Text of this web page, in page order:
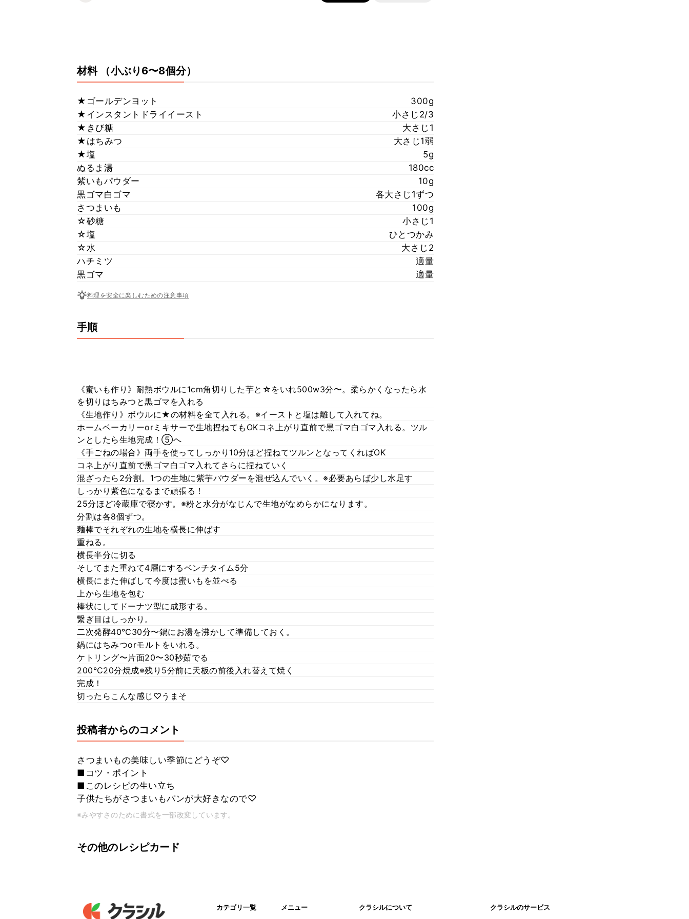
材料 （小ぶり6〜8個分）
★ゴールデンヨット
300g
★インスタントドライイースト
小さじ2/3
★きび糖
大さじ1
★はちみつ
大さじ1弱
★塩
5g
ぬるま湯
180cc
紫いもパウダー
10g
黒ゴマ白ゴマ
各大さじ1ずつ
さつまいも
100g
☆砂糖
小さじ1
☆塩
ひとつかみ
☆水
大さじ2
ハチミツ
適量
黒ゴマ
適量
料理を安全に楽しむための注意事項
手順
《蜜いも作り》耐熱ボウルに1cm角切りした芋と☆をいれ500w3分〜。柔らかくなったら水
を切りはちみつと黒ゴマを入れる
《生地作り》ボウルに★の材料を全て入れる。※イーストと塩は離して入れてね。
ホームベーカリーorミキサーで生地捏ねてもOKコネ上がり直前で黒ゴマ白ゴマ入れる。ツル
ンとしたら生地完成！⑤へ
《手ごねの場合》両手を使ってしっかり10分ほど捏ねてツルンとなってくればOK
コネ上がり直前で黒ゴマ白ゴマ入れてさらに捏ねていく
混ざったら2分割。1つの生地に紫芋パウダーを混ぜ込んでいく。※必要あらば少し水足す
しっかり紫色になるまで頑張る！
25分ほど冷蔵庫で寝かす。※粉と水分がなじんで生地がなめらかになります。
分割は各8個ずつ。
麺棒でそれぞれの生地を横長に伸ばす
重ねる。
横長半分に切る
そしてまた重ねて4層にするベンチタイム5分
横長にまた伸ばして今度は蜜いもを並べる
上から生地を包む
棒状にしてドーナツ型に成形する。
繋ぎ目はしっかり。
二次発酵40℃30分〜鍋にお湯を沸かして準備しておく。
鍋にはちみつorモルトをいれる。
ケトリング〜片面20〜30秒茹でる
200℃20分焼成※残り5分前に天板の前後入れ替えて焼く
完成！
切ったらこんな感じ♡うまそ
投稿者からのコメント
さつまいもの美味しい季節にどうぞ♡
■コツ・ポイント
■このレシピの生い立ち
子供たちがさつまいもパンが大好きなので♡
※みやすさのために書式を一部改変しています。
その他のレシピカード
カテゴリ一覧 メニュー クラシルについて クラシルのサービス